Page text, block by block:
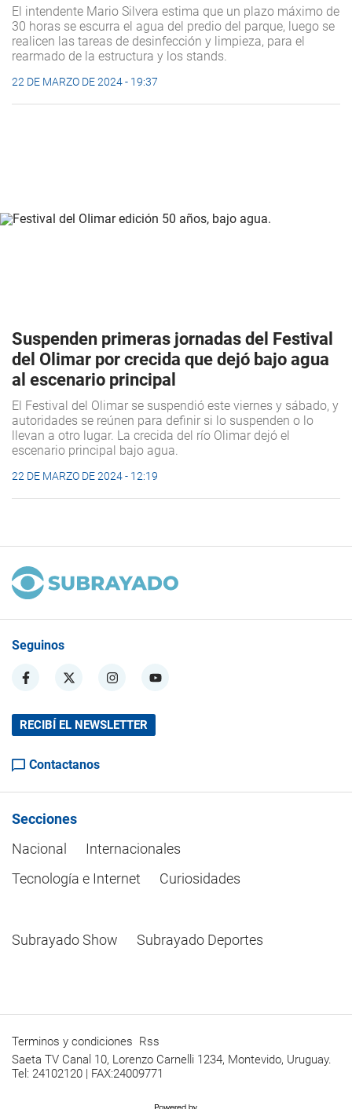
El intendente Mario Silvera estima que un plazo máximo de
30 horas se escurra el agua del predio del parque, luego se
realicen las tareas de desinfección y limpieza, para el
rearmado de la estructura y los stands.
22 DE MARZO DE 2024 - 19:37
Suspenden primeras jornadas del Festival
del Olimar por crecida que dejó bajo agua
al escenario principal
El Festival del Olimar se suspendió este viernes y sábado, y
autoridades se reúnen para definir si lo suspenden o lo
llevan a otro lugar. La crecida del río Olimar dejó el
escenario principal bajo agua.
22 DE MARZO DE 2024 - 12:19
Seguinos
RECIBÍ EL NEWSLETTER
Contactanos
Secciones
Nacional
Internacionales
Tecnología e Internet
Curiosidades
Subrayado Show Subrayado Deportes
Terminos y condiciones Rss
Saeta TV Canal 10, Lorenzo Carnelli 1234, Montevido, Uruguay.
Tel: 24102120 | FAX:24009771